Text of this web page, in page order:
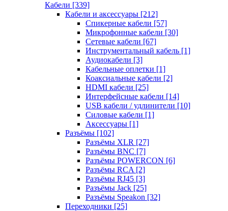
Кабели [339]
Кабели и аксессуары [212]
Спикерные кабели [57]
Микрофонные кабели [30]
Сетевые кабели [67]
Инструментальный кабель [1]
Аудиокабели [3]
Кабельные оплетки [1]
Коаксиальные кабели [2]
HDMI кабели [25]
Интерфейсные кабели [14]
USB кабели / удлинители [10]
Силовые кабели [1]
Аксессуары [1]
Разъёмы [102]
Разъёмы XLR [27]
Разъёмы BNC [7]
Разъёмы POWERCON [6]
Разъёмы RCA [2]
Разъёмы RJ45 [3]
Разъёмы Jack [25]
Разъёмы Speakon [32]
Переходники [25]